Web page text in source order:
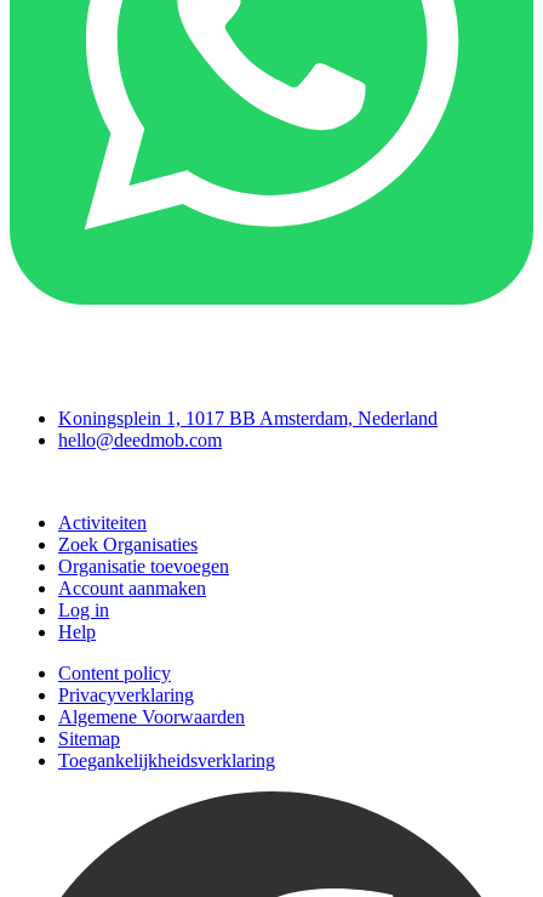
Koningsplein 1, 1017 BB Amsterdam, Nederland
hello@deedmob.com
Activiteiten
Zoek Organisaties
Organisatie toevoegen
Account aanmaken
Log in
Help
Content policy
Privacyverklaring
Algemene Voorwaarden
Sitemap
Toegankelijkheidsverklaring